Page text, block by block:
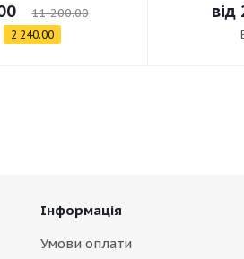
11 200.00
2 240.00
від
Інформація
Умови оплати